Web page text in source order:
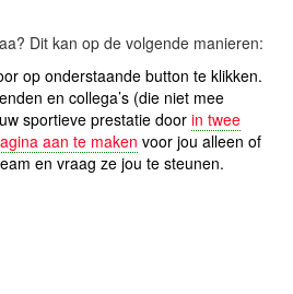
Dit kan op de volgende manieren:
op onderstaande button te klikken.
en collega’s (die niet mee
sportieve prestatie door in twee
aan te maken voor jou alleen of
en vraag ze jou te steunen.